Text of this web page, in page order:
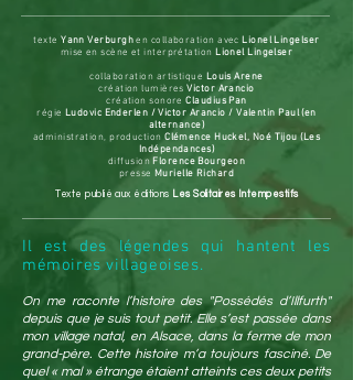
texte Yann Verburghen collaboration avec Lionel Lingelser
mise en scène et interprétation Lionel Lingelser
collaboration artistique Louis Arene
création lumièresVictor Arancio
création sonore Claudius Pan
régie Ludovic Enderlen / Victor Arancio / Valentin Paul (en
alternance)
administration, productionClémence Huckel, Noé Tijou (Les
Indépendances)
diffusion Florence Bourgeon
presse Murielle Richard
Texte publié aux éditions Les Solitaires Intempestifs
Il est des légendes qui hantent les
mémoires villageoises.
On me raconte l’histoire des "Possédés d’Illfurth"
depuis que je suis tout petit. Elle s’est passée dans
mon village natal, en Alsace, dans la ferme de mon
grand-père. Cette histoire m’a toujours fasciné. De
quel « mal » étrange étaient atteints ces deux petits